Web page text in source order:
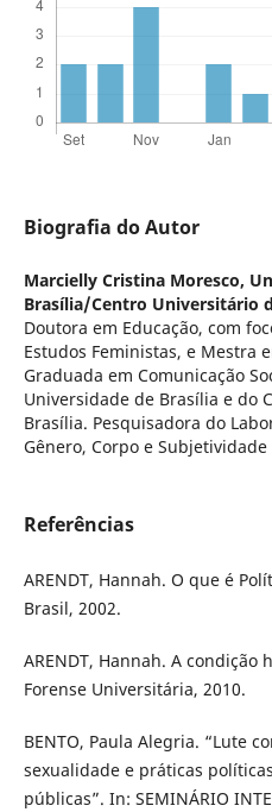
Biografia do Autor
Marcielly Cristina Moresco,
Brasília/Centro Universitário
Doutora em Educação, com
Estudos Feministas, e Mestra
Graduada em Comunicação
Universidade de Brasília e do
Brasília. Pesquisadora do
Gênero, Corpo e Subjetividade
Referências
ARENDT, Hannah. O que é
Brasil, 2002.
ARENDT, Hannah. A condição
Forense Universitária, 2010.
BENTO, Paula Alegria. “Lute
sexualidade e práticas
públicas”. In: SEMINÁRIO